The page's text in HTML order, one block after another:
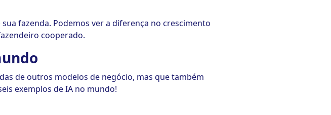
fazenda. Podemos ver a diferença no crescimento
cooperado.
de outros modelos de negócio, mas que também
exemplos de IA no mundo!